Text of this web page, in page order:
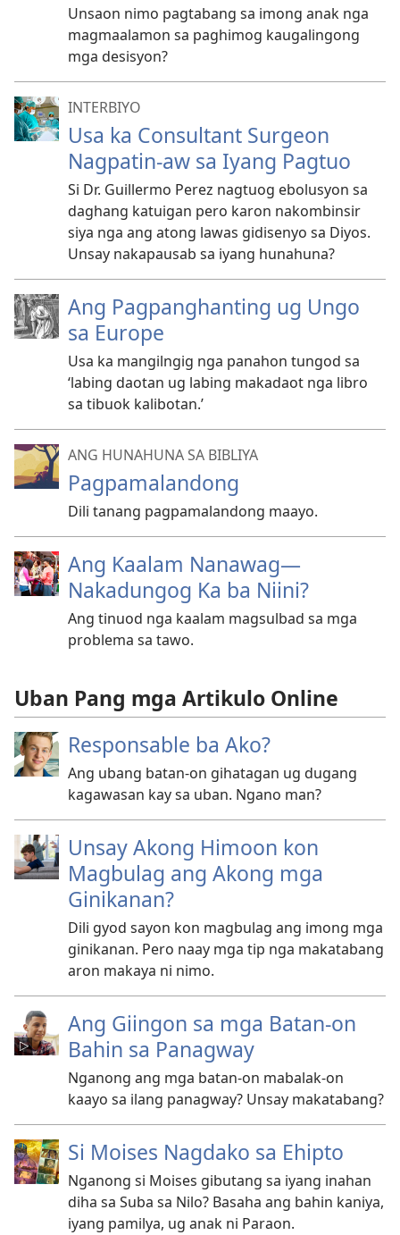
Unsaon nimo pagtabang sa imong anak nga
magmaalamon sa paghimog kaugalingong
mga desisyon?
INTERBIYO
Usa ka Consultant Surgeon
Nagpatin-aw sa Iyang Pagtuo
Si Dr. Guillermo Perez nagtuog ebolusyon sa
daghang katuigan pero karon nakombinsir
siya nga ang atong lawas gidisenyo sa Diyos.
Unsay nakapausab sa iyang hunahuna?
Ang Pagpanghanting ug Ungo
sa Europe
Usa ka mangilngig nga panahon tungod sa
‘labing daotan ug labing makadaot nga libro
sa tibuok kalibotan.’
ANG HUNAHUNA SA BIBLIYA
Pagpamalandong
Dili tanang pagpamalandong maayo.
Ang Kaalam Nanawag—
Nakadungog Ka ba Niini?
Ang tinuod nga kaalam magsulbad sa mga
problema sa tawo.
Uban Pang mga Artikulo Online
Responsable ba Ako?
Ang ubang batan-on gihatagan ug dugang
kagawasan kay sa uban. Ngano man?
Unsay Akong Himoon kon
Magbulag ang Akong mga
Ginikanan?
Dili gyod sayon kon magbulag ang imong mga
ginikanan. Pero naay mga tip nga makatabang
aron makaya ni nimo.
Ang Giingon sa mga Batan-on
Bahin sa Panagway
Nganong ang mga batan-on mabalak-on
kaayo sa ilang panagway? Unsay makatabang?
Si Moises Nagdako sa Ehipto
Nganong si Moises gibutang sa iyang inahan
diha sa Suba sa Nilo? Basaha ang bahin kaniya,
iyang pamilya, ug anak ni Paraon.